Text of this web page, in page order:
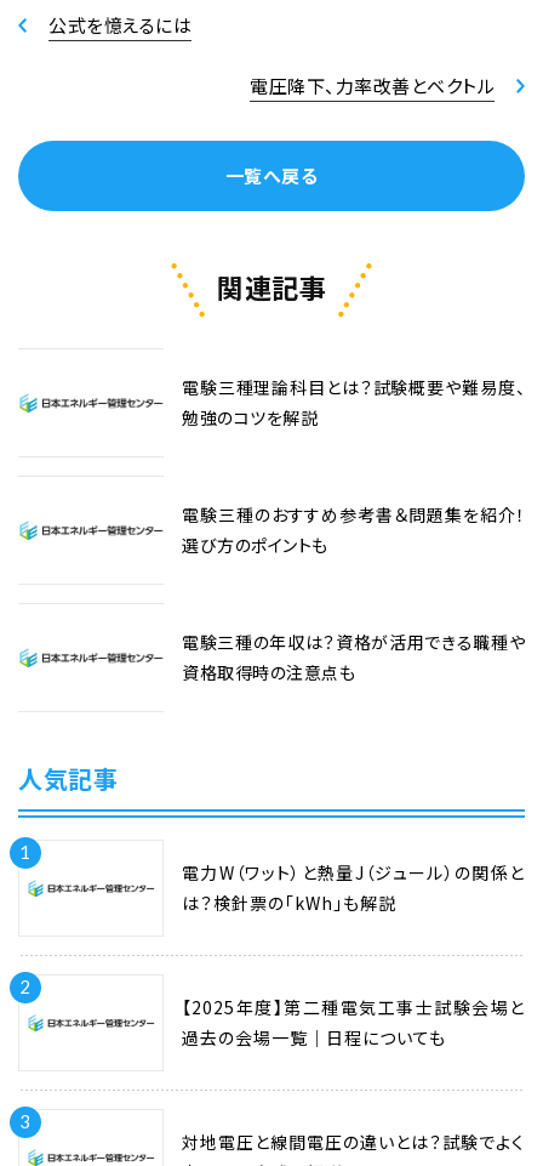
公式を憶えるには
一覧へ戻る
電圧降下、力率改善とベクトル
関連記事
電験三種理論科目とは？試験概要や難易度、
勉強のコツを解説
電験三種のおすすめ参考書＆問題集を紹介！
選び方のポイントも
電験三種の年収は？資格が活用できる職種や
資格取得時の注意点も
人気記事
1
電力W（ワット）と熱量J（ジュール）の関係と
は？検針票の「kWh」も解説
2
【2025年度】第二種電気工事士試験会場と
過去の会場一覧｜日程についても
3
対地電圧と線間電圧の違いとは？試験でよく